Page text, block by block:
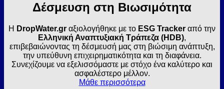
Δέσμευση στη Βιωσιμότητα
Η DropWater.gr αξιολογήθηκε με το ESG Tracker από την
Ελληνική Αναπτυξιακή Τράπεζα (HDB),
επιβεβαιώνοντας τη δέσμευσή μας στη βιώσιμη ανάπτυξη,
την υπεύθυνη επιχειρηματικότητα και τη διαφάνεια.
Συνεχίζουμε να εξελισσόμαστε με στόχο ένα καλύτερο και
ασφαλέστερο μέλλον.
Μάθε περισσότερα